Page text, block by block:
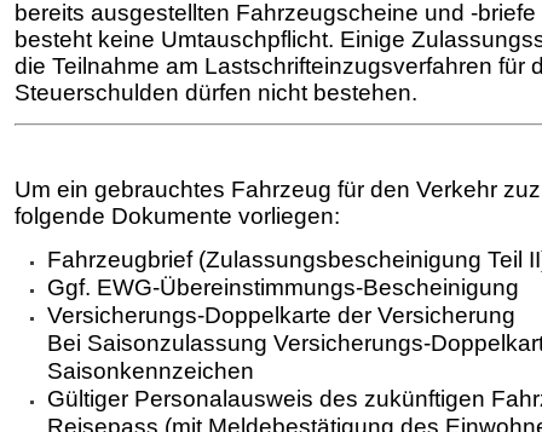
bereits ausgestellten Fahr­zeugscheine und -
besteht keine Umtauschpflicht. Einige
die Teilnahme am Lastschrifteinzugsverfahren für
Steu­erschulden dürfen nicht bestehen.
Um ein gebrauchtes Fahrzeug für den Verkehr
folgende Dokumente vorliegen:
Fahrzeugbrief (Zulassungsbescheinigung Teil
Ggf. EWG-Übereinstimmungs-Bescheinigung
Versicherungs-Doppelkarte der Versicherung
Bei Saisonzulassung Versicherungs-
Saisonkennzeichen
Gültiger Personalausweis des zukünftigen
Reisepass (mit Meldebestätigung des